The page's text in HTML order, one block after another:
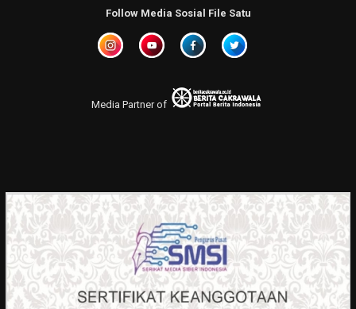
Follow Media Sosial File Satu
Media Partner of